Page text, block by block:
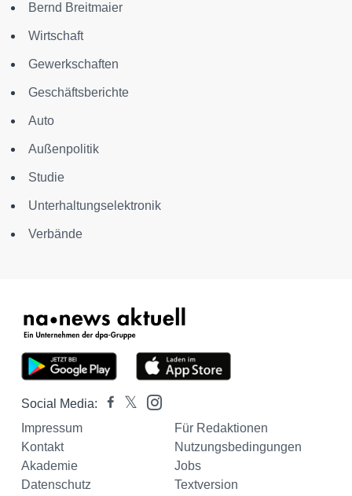
Bernd Breitmaier
Wirtschaft
Gewerkschaften
Geschäftsberichte
Auto
Außenpolitik
Studie
Unterhaltungselektronik
Verbände
Social Media:
Impressum
Für Redaktionen
Kontakt
Nutzungsbedingungen
Akademie
Jobs
Datenschutz
Textversion